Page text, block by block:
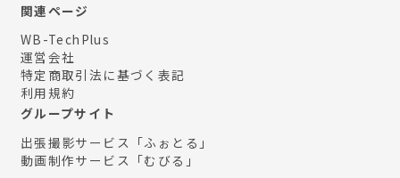
関連ページ
WB-TechPlus
運営会社
特定商取引法に基づく表記
利用規約
グループサイト
出張撮影サービス「ふぉとる」
動画制作サービス「むびる」